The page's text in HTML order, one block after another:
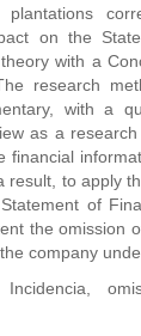
on the
with a
research
with a
as a
financial
result, to apply
of
the omission
company
Incidencia,